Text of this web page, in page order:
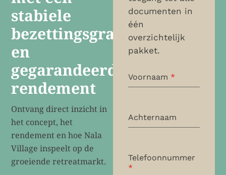
stabiele
bezettingsgraad
en
gegarandeerd
rendement
Ontvang direct inzicht in
het concept, het
rendement en hoe Nala
Village inspeelt op de
groeiende retreatmarkt.
documenten in
één
overzichtelijk
pakket.
Voornaam *
Achternaam
Telefoonnummer
*